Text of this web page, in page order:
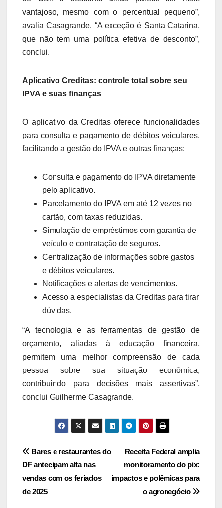
vantajoso, mesmo com o percentual pequeno”,
avalia Casagrande. “A exceção é Santa Catarina,
que não tem uma política efetiva de desconto”,
conclui.
Aplicativo Creditas: controle total sobre seu
IPVA e suas finanças
O aplicativo da Creditas oferece funcionalidades
para consulta e pagamento de débitos veiculares,
facilitando a gestão do IPVA e outras finanças:
Consulta e pagamento do IPVA diretamente
pelo aplicativo.
Parcelamento do IPVA em até 12 vezes no
cartão, com taxas reduzidas.
Simulação de empréstimos com garantia de
veículo e contratação de seguros.
Centralização de informações sobre gastos
e débitos veiculares.
Notificações e alertas de vencimentos.
Acesso a especialistas da Creditas para tirar
dúvidas.
“A tecnologia e as ferramentas de gestão de
orçamento, aliadas à educação financeira,
permitem uma melhor compreensão de cada
pessoa sobre sua situação econômica,
contribuindo para decisões mais assertivas”,
conclui Guilherme Casagrande.
Navegação
de
Post
Receita Federal amplia
monitoramento do pix:
impactos e polêmicas para
o agronegócio
Bares e restaurantes do
DF antecipam alta nas
vendas com os feriados
de 2025